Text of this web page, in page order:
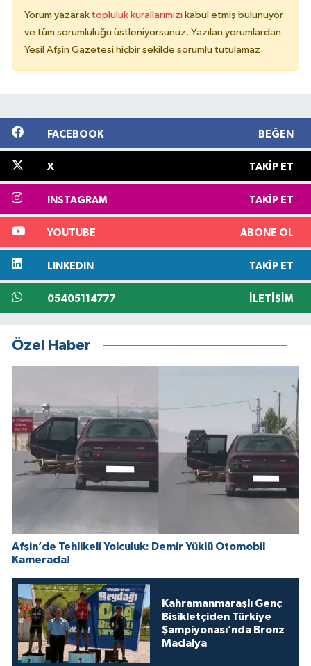
Yorum yazarak topluluk kurallarımızı kabul etmiş bulunuyor
ve tüm sorumluluğu üstleniyorsunuz. Yazılan yorumlardan
Yeşil Afşin Gazetesi hiçbir şekilde sorumlu tutulamaz.
FACEBOOK BEĞEN
X TAKIP ET
INSTAGRAM TAKIP ET
YOUTUBE ABONE OL
LINKEDIN TAKIP ET
05405114777 İLETIŞIM
Özel Haber
Afşin’de Tehlikeli Yolculuk: Demir Yüklü Otomobil
Kamerada!
Kahramanmaraşlı Genç
Bisikletçiden Türkiye
Şampiyonası’nda Bronz
Madalya